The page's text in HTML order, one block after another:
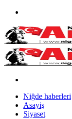
Niğde haberleri
Asayiş
Siyaset